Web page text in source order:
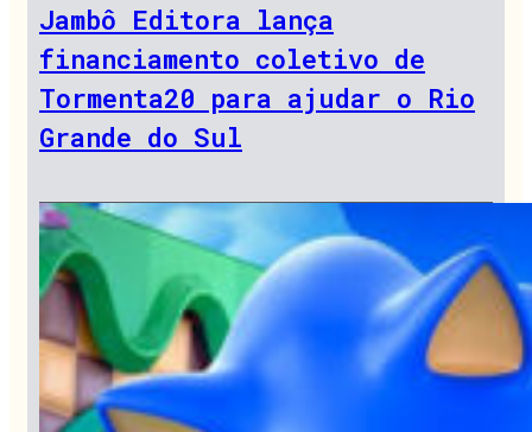
Jambô Editora lança
financiamento coletivo de
Tormenta20 para ajudar o Rio
Grande do Sul